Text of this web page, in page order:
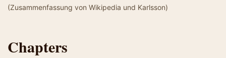
(Zusammenfassung von Wikipedia und Karlsson)
Chapters